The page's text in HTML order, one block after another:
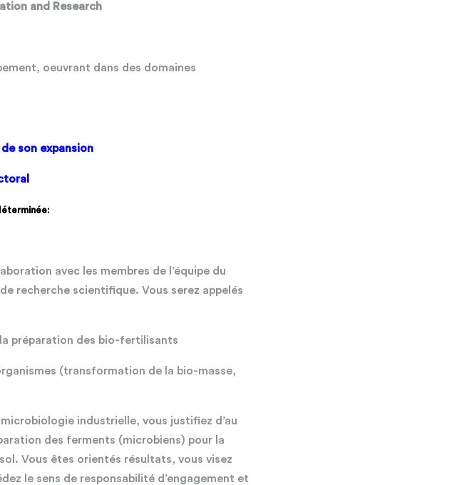
and Research
oeuvrant dans des domaines
son expansion
avec les membres de l’équipe du
recherche scientifique. Vous serez appelés
préparation des bio-fertilisants
(transformation de la bio-masse,
industrielle, vous justifiez d’au
des ferments (microbiens) pour la
Vous êtes orientés résultats, vous visez
le sens de responsabilité d’engagement et